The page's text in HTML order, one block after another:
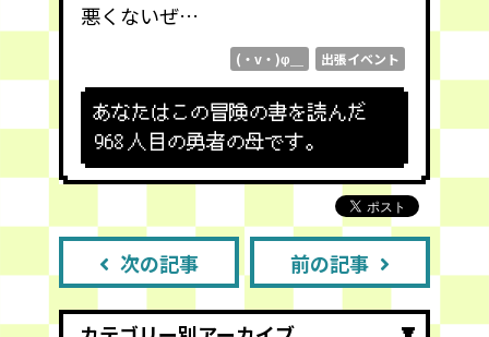
悪くないぜ…
(・v・)φ＿ 出張イベント
あなたはこの冒険の書を読んだ
968 人目の勇者の母です。
次の記事 前の記事